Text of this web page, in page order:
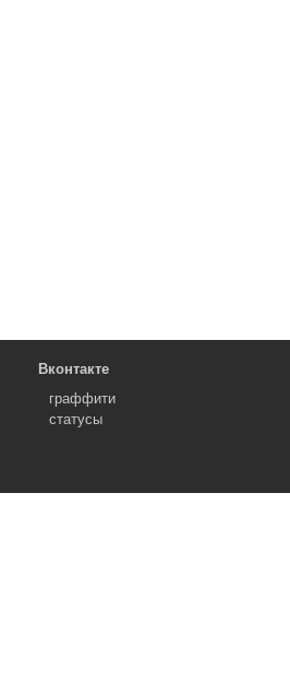
Вконтакте
граффити
статусы